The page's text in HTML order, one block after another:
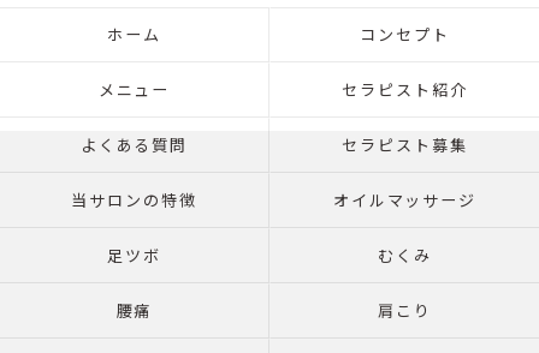
ホーム コンセプト
メニュー セラピスト紹介
よくある質問 セラピスト募集
当サロンの特徴 オイルマッサージ
足ツボ むくみ
腰痛 肩こり